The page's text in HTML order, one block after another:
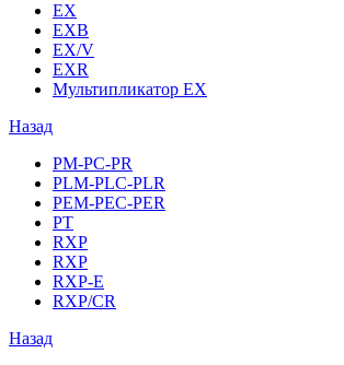
EX
EXB
EX/V
EXR
Мультипликатор EX
Назад
PM-PC-PR
PLM-PLC-PLR
PEM-PEC-PER
PT
RXP
RXP
RXP-E
RXP/CR
Назад